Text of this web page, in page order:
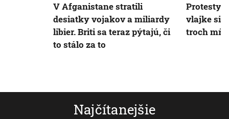
Najčítanejšie
V Afganistane stratili
desiatky vojakov a miliardy
libier. Briti sa teraz pýtajú, či
to stálo za to
Protesty
vlajke si
troch